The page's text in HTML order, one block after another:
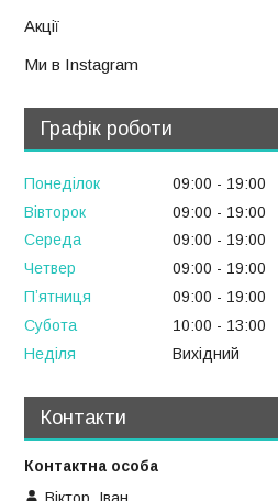
Акції
Ми в Instagram
Графік роботи
Понеділок 09:00
19:00
Вівторок
09:00
19:00
Середа
09:00
19:00
Четвер
09:00
19:00
Пʼятниця
09:00
19:00
Субота
10:00
13:00
Неділя
Вихідний
Контакти